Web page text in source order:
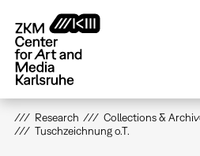
main
content
Research Collections &
Tuschzeichnung o.T.